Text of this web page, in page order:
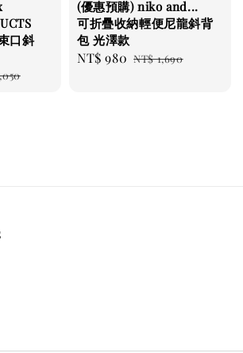
口斜
(優惠預購) niko and...
可折疊收納輕便尼龍斜背
包 光澤款
Sale
NT$ 980 Regular
NT$ 1,690